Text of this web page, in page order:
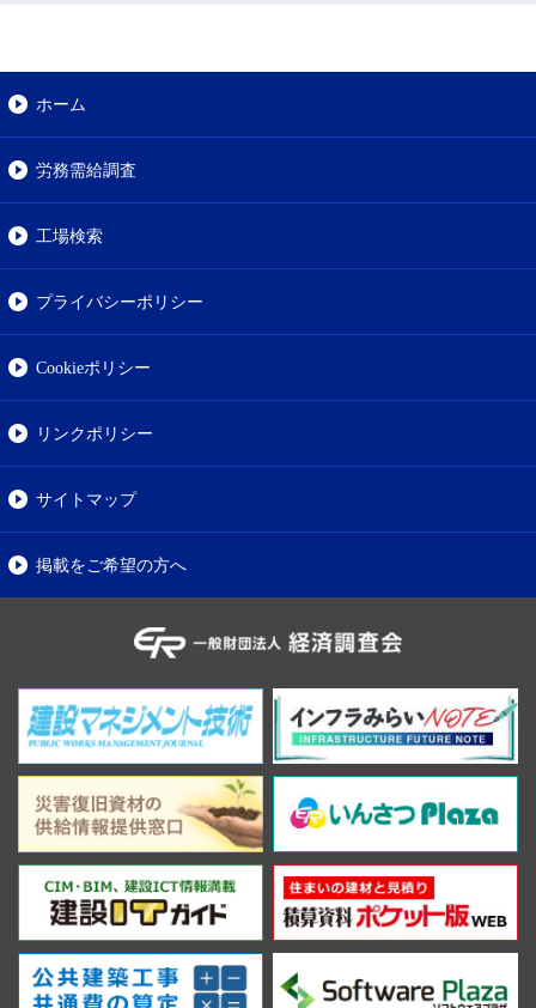
ホーム
労務需給調査
工場検索
プライバシーポリシー
Cookieポリシー
リンクポリシー
サイトマップ
掲載をご希望の方へ